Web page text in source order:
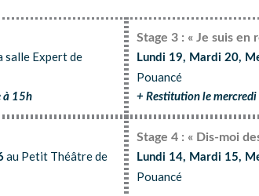
salle Expert de
à 15h
Stage 3 : « Je suis en
Lundi 19, Mardi 20,
Pouancé
+ Restitution le
au Petit Théâtre de
Stage 4 : « Dis-moi
Lundi 14, Mardi 15,
Pouancé